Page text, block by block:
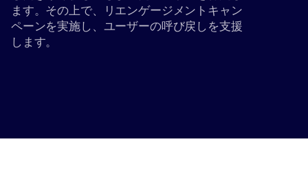
ます。その上で、リエンゲージメントキャン
ペーンを実施し、ユーザーの呼び戻しを支援
します。